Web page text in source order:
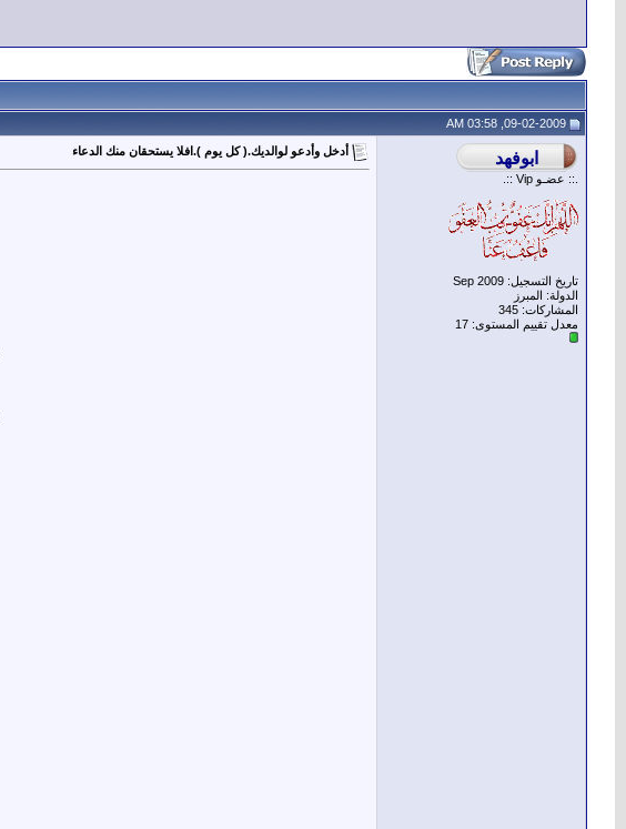
.:: عضـو Vip ::.
تاريخ التسجيل: Sep 2009
الدولة: المبرز
المشاركات: 345
معدل تقييم المستوى: 17
أدخل وأدعو لوالديك.( كل يوم ).افلا يستحقان منك الدعاء